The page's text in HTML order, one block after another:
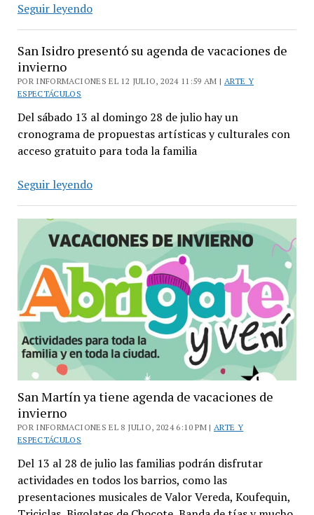
Seguir leyendoMuestra
Felipe
Noé
San Isidro presentó su agenda de vacaciones de
invierno
POR INFORMACIONES EL 12 JULIO, 2024 11:59 AM | ARTE Y
ESPECTÁCULOS
Del sábado 13 al domingo 28 de julio hay un
cronograma de propuestas artísticas y culturales con
acceso gratuito para toda la familia
Seguir leyendoSan
presentó
su
agenda
de
vacaciones
de
invierno
San Martín ya tiene agenda de vacaciones de
invierno
POR INFORMACIONES EL 8 JULIO, 2024 6:10 PM |ARTE Y
ESPECTÁCULOS
Del 13 al 28 de julio las familias podrán disfrutar
actividades en todos los barrios, como las
presentaciones musicales de Valor Vereda, Koufequin,